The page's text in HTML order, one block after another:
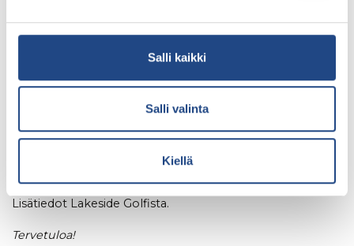
Salli kaikki
Salli valinta
Kiellä
Voittajien nimet kaiverretaan Teknikum Trophy -
Kilpailun lähtöajat ja tulokset julkaistaan osoitteessa:
Lisätiedot Lakeside Golfista.
Tervetuloa!